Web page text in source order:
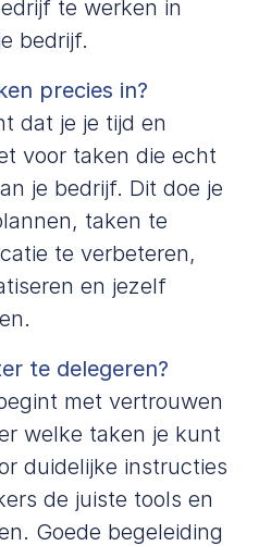
te werken in
bedrijf.
precies in?
dat je je tijd en
voor taken die echt
je bedrijf. Dit doe je
taken te
te verbeteren,
en jezelf
te delegeren?
met vertrouwen
welke taken je kunt
duidelijke instructies
de juiste tools en
Goede begeleiding